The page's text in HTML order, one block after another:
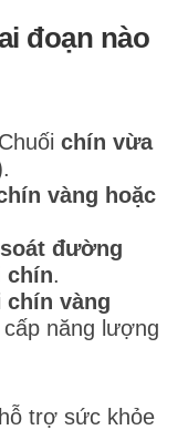
đoạn nào
Chuối chín vừa
.
vàng hoặc
đường
chín.
chín vàng
năng lượng
trợ sức khỏe